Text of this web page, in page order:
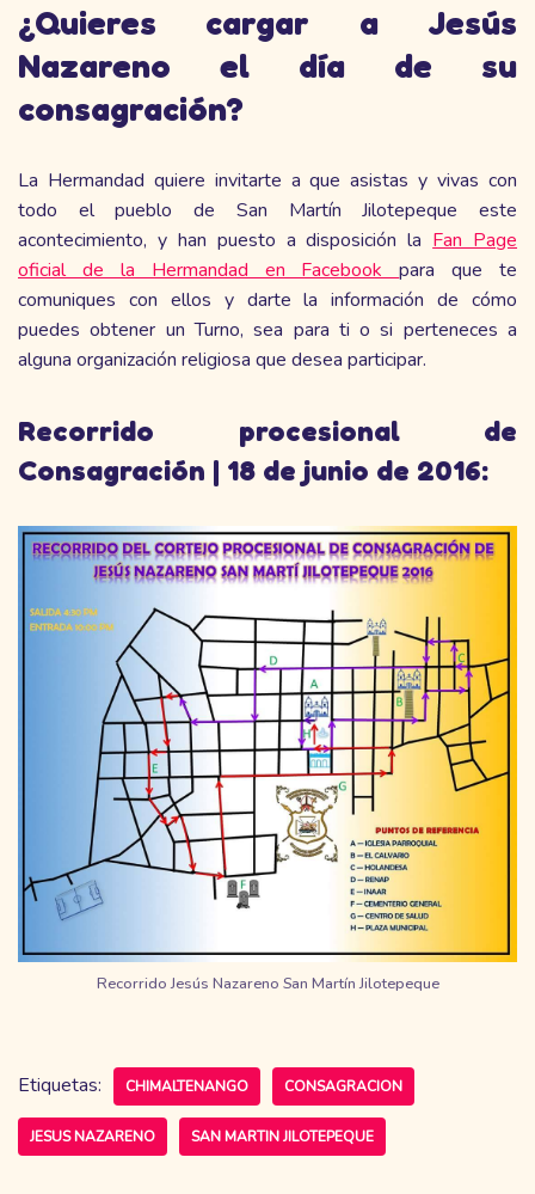
¿Quieres cargar a Jesús
Nazareno el día de su
consagración?
La Hermandad quiere invitarte a que asistas y vivas con
todo el pueblo de San Martín Jilotepeque este
acontecimiento, y han puesto a disposición la Fan Page
oficial de la Hermandad en Facebookpara que te
comuniques con ellos y darte la información de cómo
puedes obtener un Turno, sea para ti o si perteneces a
alguna organización religiosa que desea participar.
Recorrido procesional de
Consagración | 18 de junio de 2016:
Recorrido Jesús Nazareno San Martín Jilotepeque
Etiquetas: CHIMALTENANGO CONSAGRACION
JESUS NAZARENO SAN MARTIN JILOTEPEQUE